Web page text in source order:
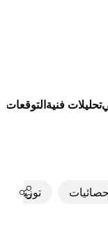
تحليلات فنيةالتوقعات
توزيعات